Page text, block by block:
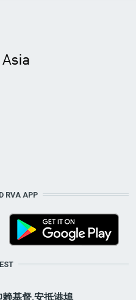
RVA APP
赖基督,安抵港埠